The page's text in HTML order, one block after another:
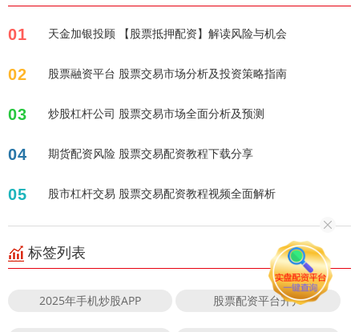
01 天金加银投顾 【股票抵押配资】解读风险与机会
02 股票融资平台 股票交易市场分析及投资策略指南
03 炒股杠杆公司 股票交易市场全面分析及预测
04 期货配资风险 股票交易配资教程下载分享
05 股市杠杆交易 股票交易配资教程视频全面解析
标签列表
2025年手机炒股APP 股票配资平台开户